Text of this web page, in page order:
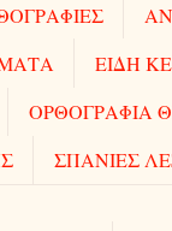
ΕΙΔΗ
ΟΡΘΟΓΡΑΦΙΑ
ΣΠΑΝΙΕΣ